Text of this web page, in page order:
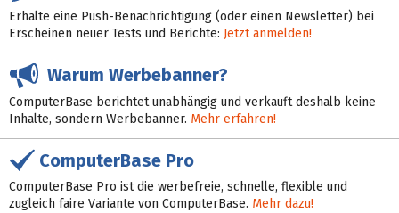
Erhalte eine Push-Benachrichtigung (oder einen Newsletter) bei
Erscheinen neuer Tests und Berichte: Jetzt anmelden!
Warum Werbebanner?
ComputerBase berichtet unabhängig und verkauft deshalb keine
Inhalte, sondern Werbebanner. Mehr erfahren!
ComputerBase Pro
ComputerBase Pro ist die werbefreie, schnelle, flexible und
zugleich faire Variante von ComputerBase. Mehr dazu!